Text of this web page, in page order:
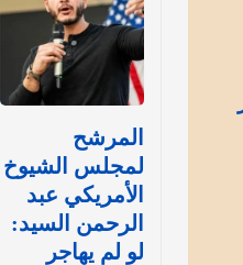
المرشح
لمجلس الشيوخ
الأمريكي عبد
الرحمن السيد:
لو لم يهاجر